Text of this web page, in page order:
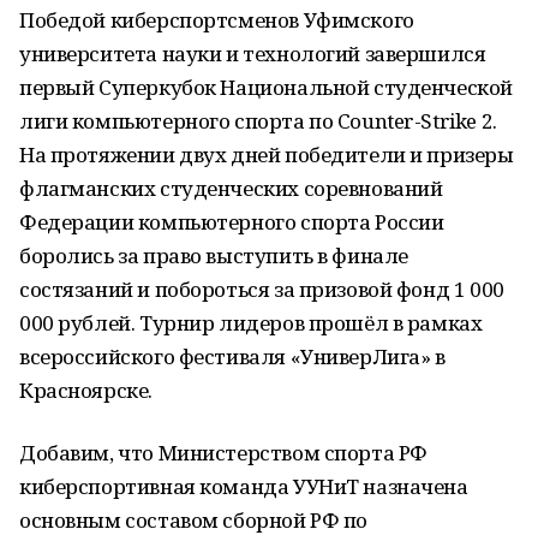
Победой киберспортсменов Уфимского
университета науки и технологий завершился
первый Суперкубок Национальной студенческой
лиги компьютерного спорта по Counter-Strike 2.
На протяжении двух дней победители и призеры
флагманских студенческих соревнований
Федерации компьютерного спорта России
боролись за право выступить в финале
состязаний и побороться за призовой фонд 1 000
000 рублей. Турнир лидеров прошёл в рамках
всероссийского фестиваля «УниверЛига» в
Красноярске.
Добавим, что Министерством спорта РФ
киберспортивная команда УУНиТ назначена
основным составом сборной РФ по